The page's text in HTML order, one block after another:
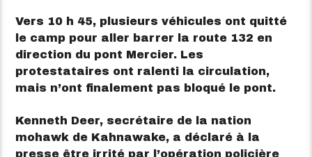
Vers 10 h 45, plusieurs véhicules ont quitté
le camp pour aller barrer la route 132 en
direction du pont Mercier. Les
protestataires ont ralenti la circulation,
mais n’ont finalement pas bloqué le pont.
Kenneth Deer, secrétaire de la nation
mohawk de Kahnawake, a déclaré à la
presse être irrité par l’opération policière